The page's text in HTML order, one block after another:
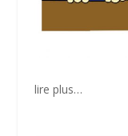
lire plus…